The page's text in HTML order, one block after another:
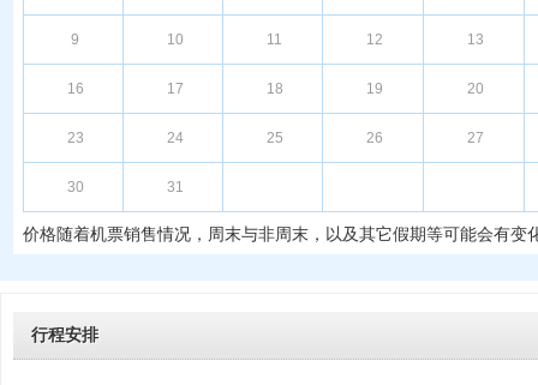
9 10 11 12 13
16 17 18 19 20
23 24 25 26 27
30 31
价格随着机票销售情况，周末与非周末，以及其它假期等可能会有变
行程安排